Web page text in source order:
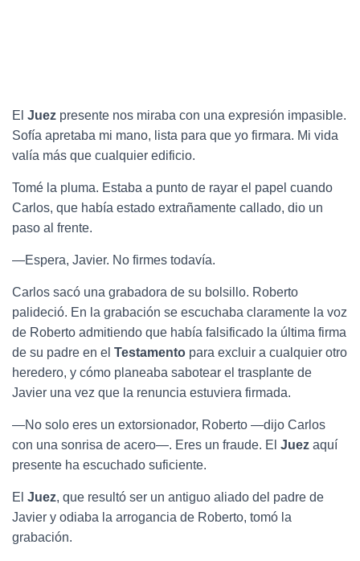
El Juez presente nos miraba con una expresión impasible.
Sofía apretaba mi mano, lista para que yo firmara. Mi vida
valía más que cualquier edificio.
Tomé la pluma. Estaba a punto de rayar el papel cuando
Carlos, que había estado extrañamente callado, dio un
paso al frente.
—Espera, Javier. No firmes todavía.
Carlos sacó una grabadora de su bolsillo. Roberto
palideció. En la grabación se escuchaba claramente la voz
de Roberto admitiendo que había falsificado la última firma
de su padre en el Testamento para excluir a cualquier otro
heredero, y cómo planeaba sabotear el trasplante de
Javier una vez que la renuncia estuviera firmada.
—No solo eres un extorsionador, Roberto —dijo Carlos
con una sonrisa de acero—. Eres un fraude. El Juez aquí
presente ha escuchado suficiente.
El Juez, que resultó ser un antiguo aliado del padre de
Javier y odiaba la arrogancia de Roberto, tomó la
grabación.